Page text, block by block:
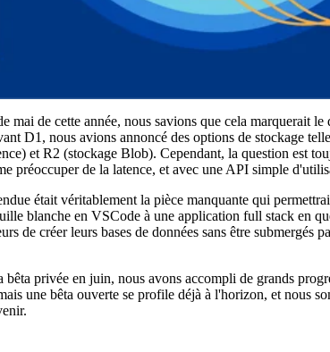
mai de cette année, nous savions que cela marquerait
D1, nous avions annoncé des options de stockage
et R2 (stockage Blob). Cependant, la question est
préoccuper de la latence, et avec une API simple
était véritablement la pièce manquante qui
blanche en VSCode à une application full stack en
de créer leurs bases de données sans être submergés
privée en juin, nous avons accompli de grands
une bêta ouverte se profile déjà à l'horizon, et nous